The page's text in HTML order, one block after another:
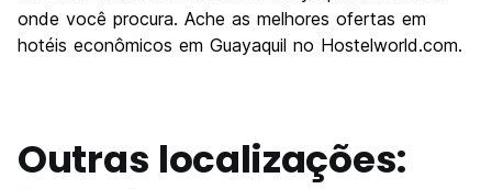
onde você procura. Ache as melhores ofertas em
hotéis econômicos em Guayaquil no Hostelworld.com.
Outras localizações: